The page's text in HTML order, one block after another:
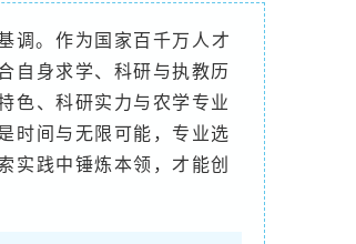
调。作为国家百千万人才
自身求学、科研与执教历
色、科研实力与农学专业
时间与无限可能，专业选
实践中锤炼本领，才能创